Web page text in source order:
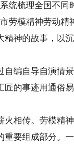
梳理全国不同
劳模精神劳动
精神的故事，以
编自导自演情景
的事迹用通俗
传。劳模精神
重要组成部分。